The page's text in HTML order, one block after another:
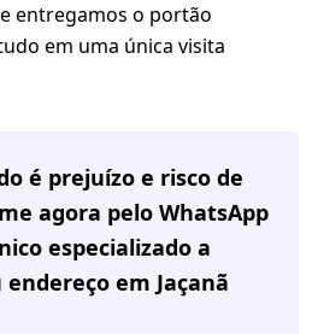
entregamos o portão
em uma única visita
é prejuízo e risco de
agora pelo WhatsApp
especializado a
endereço em Jaçanã